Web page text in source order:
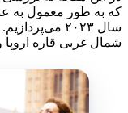
سال ۲۰۲۳
شمال غربی قاره